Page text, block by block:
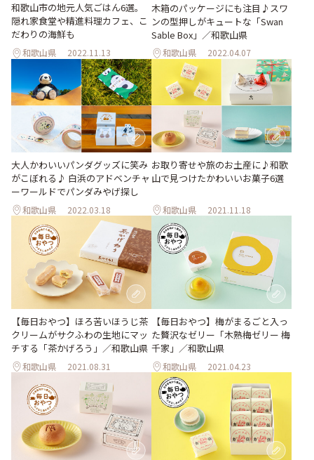
和歌山市の地元人気ごはん6選。
隠れ家食堂や精進料理カフェ、こ
だわりの海鮮も
和歌山県 2022.11.13
木箱のパッケージにも注目♪スワ
ンの型押しがキュートな「Swan
Sable Box」／和歌山県
和歌山県 2022.04.07
大人かわいいパンダグッズに笑み
がこぼれる♪ 白浜のアドベンチャ
ーワールドでパンダみやげ探し
和歌山県 2022.03.18
お取り寄せや旅のお土産に♪和歌
山で見つけたかわいいお菓子6選
和歌山県 2021.11.18
【毎日おやつ】ほろ苦いほうじ茶
クリームがサクふわの生地にマッ
チする「茶かげろう」／和歌山県
和歌山県 2021.08.31
【毎日おやつ】梅がまるごと入っ
た贅沢なゼリー「木熟梅ゼリー 梅
千家」／和歌山県
和歌山県 2021.04.23